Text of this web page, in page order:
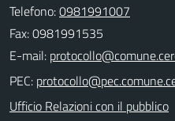
Telefono:0981991007
Fax: 0981991535
E-mail:
PEC:
Ufficio Relazioni con il pubblico